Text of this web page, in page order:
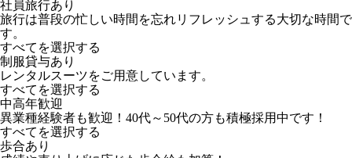
社員旅行あり
旅行は普段の忙しい時間を忘れリフレッシュする大切な時間で
す。
すべてを選択する
制服貸与あり
レンタルスーツをご用意しています。
すべてを選択する
中高年歓迎
異業種経験者も歓迎！40代～50代の方も積極採用中です！
すべてを選択する
歩合あり